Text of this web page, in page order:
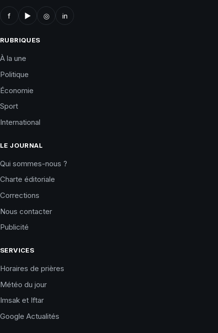
f ▶ ◎ in
RUBRIQUES
À la une
Politique
Économie
Sport
International
LE JOURNAL
Qui sommes-nous ?
Charte éditoriale
Corrections
Nous contacter
Publicité
SERVICES
Horaires de prières
Météo du jour
Imsak et Iftar
Google Actualités